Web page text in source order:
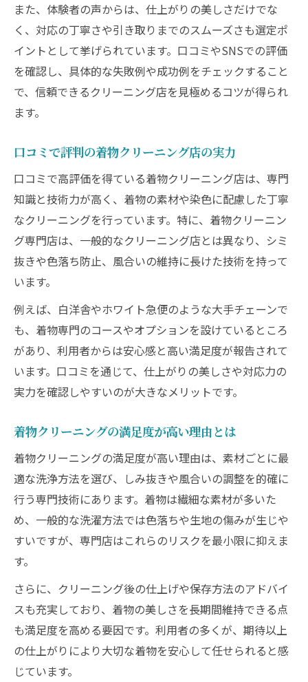
また、体験者の声からは、仕上がりの美しさだけでな
く、対応の丁寧さや引き取りまでのスムーズさも選定ポ
イントとして挙げられています。口コミやSNSでの評価
を確認し、具体的な失敗例や成功例をチェックすること
で、信頼できるクリーニング店を見極めるコツが得られ
ます。
口コミで評判の着物クリーニング店の実力
口コミで高評価を得ている着物クリーニング店は、専門
知識と技術力が高く、着物の素材や染色に配慮した丁寧
なクリーニングを行っています。特に、着物クリーニン
グ専門店は、一般的なクリーニング店とは異なり、シミ
抜きや色落ち防止、風合いの維持に長けた技術を持って
います。
例えば、白洋舎やホワイト急便のような大手チェーンで
も、着物専門のコースやオプションを設けているところ
があり、利用者からは安心感と高い満足度が報告されて
います。口コミを通じて、仕上がりの美しさや対応力の
実力を確認しやすいのが大きなメリットです。
着物クリーニングの満足度が高い理由とは
着物クリーニングの満足度が高い理由は、素材ごとに最
適な洗浄方法を選び、しみ抜きや風合いの調整を的確に
行う専門技術にあります。着物は繊細な素材が多いた
め、一般的な洗濯方法では色落ちや生地の傷みが生じや
すいですが、専門店はこれらのリスクを最小限に抑えま
す。
さらに、クリーニング後の仕上げや保存方法のアドバイ
スも充実しており、着物の美しさを長期間維持できる点
も満足度を高める要因です。利用者の多くが、期待以上
の仕上がりにより大切な着物を安心して任せられると感
じています。